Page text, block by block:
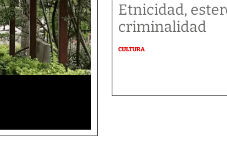
Etnicidad,
criminalidad
CULTURA